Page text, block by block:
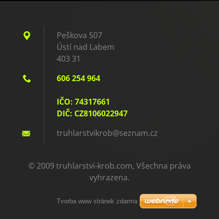
Peškova 507
Ústí nad Labem
403 31
606 254 964
IČO: 74317661
DIČ: CZ8106022947
truhlarstvikrob@seznam.cz
© 2009 truhlarstvi-krob.com, Všechna práva
vyhrazena.
Tvorba www stránek zdarma